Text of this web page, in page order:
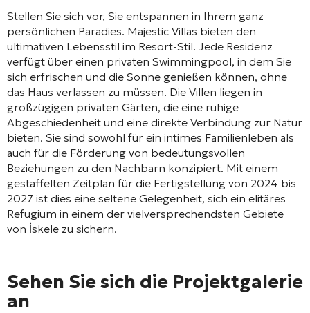
Stellen Sie sich vor, Sie entspannen in Ihrem ganz
persönlichen Paradies. Majestic Villas bieten den
ultimativen Lebensstil im Resort-Stil. Jede Residenz
verfügt über einen privaten Swimmingpool, in dem Sie
sich erfrischen und die Sonne genießen können, ohne
das Haus verlassen zu müssen. Die Villen liegen in
großzügigen privaten Gärten, die eine ruhige
Abgeschiedenheit und eine direkte Verbindung zur Natur
bieten. Sie sind sowohl für ein intimes Familienleben als
auch für die Förderung von bedeutungsvollen
Beziehungen zu den Nachbarn konzipiert. Mit einem
gestaffelten Zeitplan für die Fertigstellung von 2024 bis
2027 ist dies eine seltene Gelegenheit, sich ein elitäres
Refugium in einem der vielversprechendsten Gebiete
von İskele zu sichern.
Sehen Sie sich die Projektgalerie
an